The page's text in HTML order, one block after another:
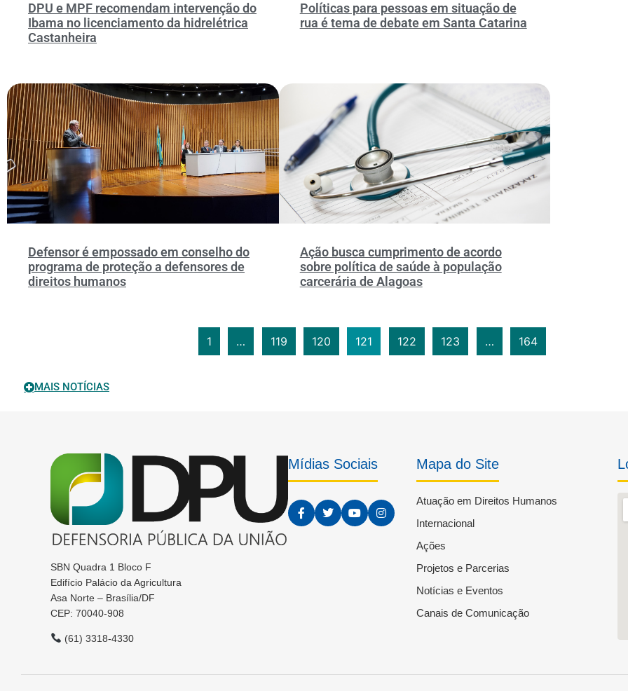
DPU e MPF recomendam intervenção do
Ibama no licenciamento da hidrelétrica
Castanheira
Políticas para pessoas em situação de
rua é tema de debate em Santa Catarina
Defensor é empossado em conselho do
programa de proteção a defensores de
direitos humanos
Ação busca cumprimento de acordo
sobre política de saúde à população
carcerária de Alagoas
1 … 119 120 121 122 123 … 164
MAIS NOTÍCIAS
SBN Quadra 1 Bloco F
Edifício Palácio da Agricultura
Asa Norte – Brasília/DF
CEP: 70040-908
(61) 3318-4330
Mídias Sociais Mapa do Site
Atuação em Direitos Humanos
Internacional
Ações
Projetos e Parcerias
Notícias e Eventos
Canais de Comunicação